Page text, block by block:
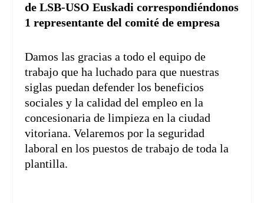
de LSB-USO Euskadi correspondiéndonos
1 representante del comité de empresa
Damos las gracias a todo el equipo de
trabajo que ha luchado para que nuestras
siglas puedan defender los beneficios
sociales y la calidad del empleo en la
concesionaria de limpieza en la ciudad
vitoriana. Velaremos por la seguridad
laboral en los puestos de trabajo de toda la
plantilla.